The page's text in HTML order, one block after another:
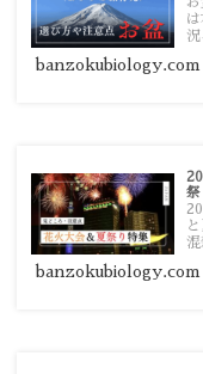
す
banzokubiology.com
祭
banzokubiology.com